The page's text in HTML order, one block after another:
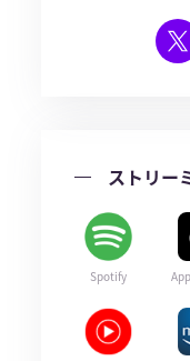
ストリー
Spotify